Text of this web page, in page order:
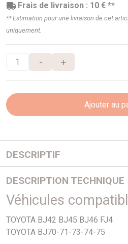
Frais de livraison : 10 € **
** Estimation pour une livraison de cet
uniquement.
- +
Ajouter au
DESCRIPTIF
DESCRIPTION TECHNIQUE
PHOTO NON CONTRACTUELLE
Véhicules
TOYOTA BJ42 BJ45 BJ46 FJ4
TOYOTA BJ70-71-73-74-75